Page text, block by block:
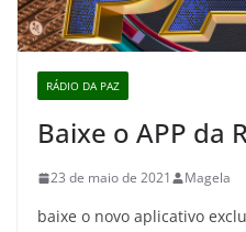
RÁDIO DA PAZ
Baixe o APP da
23 de maio de 2021 Magela
baixe o novo aplicativo